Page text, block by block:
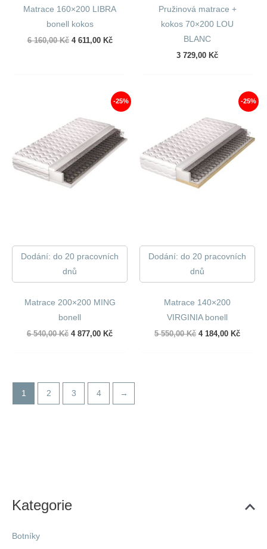
Kategorie
Botníky
Matrace 160×200 LIBRA
bonell kokos
6 160,00Kč Původní
4 611,00 KčAktuální
Pružinová matrace +
kokos 70×200 LOU
BLANC
3 729,00 Kč
-25%
Dodání: do 20 pracovních
dnů
Matrace 200×200 MING
bonell
6 540,00Kč Původní
4 877,00 KčAktuální
-25%
Dodání: do 20 pracovních
dnů
Matrace 140×200
VIRGINIA bonell
5 550,00Kč Původní
4 184,00 Kč
1 2 3 4 →